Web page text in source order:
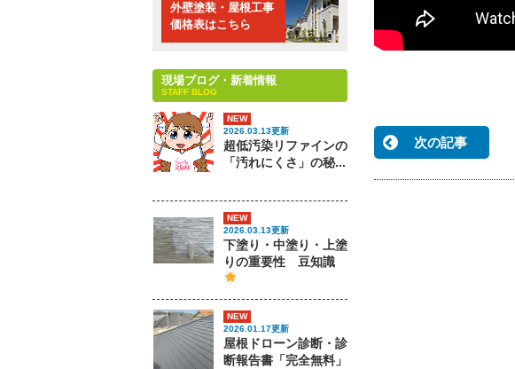
次の記事
外壁塗装・屋根工事
価格表はこちら
現場ブログ・新着情報
STAFF BLOG
NEW
2026.03.13更新
超低汚染リファインの
「汚れにくさ」の秘...
NEW
2026.03.13更新
下塗り・中塗り・上塗
りの重要性 豆知識
NEW
2026.01.17更新
屋根ドローン診断・診
断報告書「完全無料」